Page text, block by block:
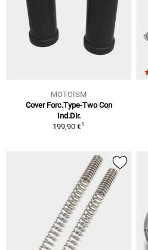
MOTOISM
Cover Forc.Type-Two Con
Ind.Dir.
199,90 €1